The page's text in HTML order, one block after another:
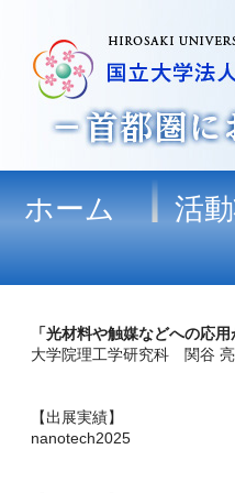
ホーム 活
「光材料や触媒などへの応
大学院理工学研究科 関谷
【出展実績】
nanotech2025